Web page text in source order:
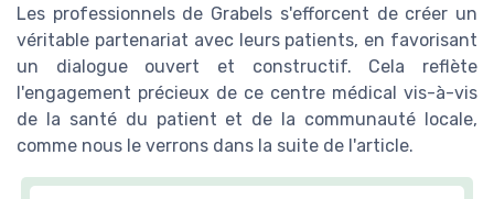
Les professionnels de Grabels s'efforcent de créer un
véritable partenariat avec leurs patients, en favorisant
un dialogue ouvert et constructif. Cela reflète
l'engagement précieux de ce centre médical vis-à-vis
de la santé du patient et de la communauté locale,
comme nous le verrons dans la suite de l'article.